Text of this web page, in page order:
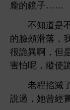
龐
鏡子……
頰滑落，
很詭異啊，但
害怕呢，縱使
老程掐滅
過，
曾經